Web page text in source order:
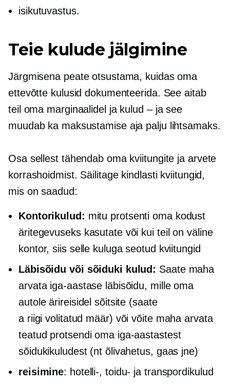
isikutuvastus.
Teie kulude jälgimine
Järgmisena peate otsustama, kuidas oma
ettevõtte kulusid dokumenteerida. See aitab
teil oma marginaalidel ja kulud – jasee
muudab ka maksustamise aja palju lihtsamaks.
Osa sellest tähendab oma kviitungite ja arvete
korrashoidmist. Säilitage kindlasti kviitungid,
mis on saadud:
Kontorikulud: mitu protsenti oma kodust
äritegevuseks kasutate või kui teil on väline
kontor, siis selle kuluga seotud kviitungid
Läbisõidu või sõiduki kulud: Saate maha
arvata iga-aastase läbisõidu, mille oma
autole ärireisidel sõitsite (saate
a riigi volitatud määr) või võite maha arvata
teatud protsendi oma iga-aastastest
sõidukikuludest (nt õlivahetus, gaas jne)
reisimine: hotelli-, toidu- ja transpordikulud